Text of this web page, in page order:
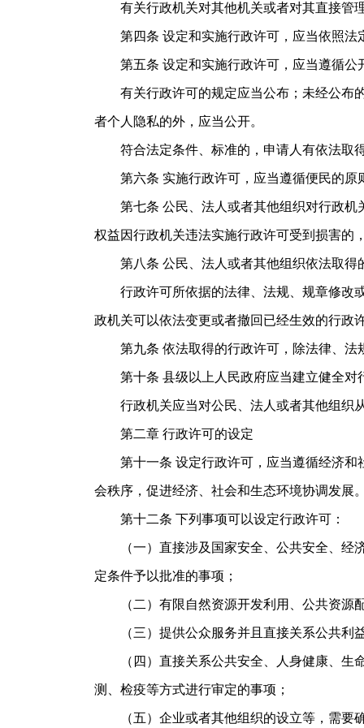
有关行政机关对其他机关或者对其直接管
第四条 设定和实施行政许可，应当依照法
第五条 设定和实施行政许可，应当遵循公
有关行政许可的规定应当公布；未经公布的
者个人隐私的外，应当公开。
符合法定条件、标准的，申请人有依法取
第六条 实施行政许可，应当遵循便民的原
第七条 公民、法人或者其他组织对行政机
权益因行政机关违法实施行政许可受到损害的
第八条 公民、法人或者其他组织依法取得
行政许可所依据的法律、法规、规章修改或
政机关可以依法变更或者撤回已经生效的行政
第九条 依法取得的行政许可，除法律、法
第十条 县级以上人民政府应当建立健全对
行政机关应当对公民、法人或者其他组
第二章 行政许可的设定
第十一条 设定行政许可，应当遵循经济和
会秩序，促进经济、社会和生态环境协调发展
第十二条 下列事项可以设定行政许可：
（一）直接涉及国家安全、公共安全、经济
定条件予以批准的事项；
（二）有限自然资源开发利用、公共资源配
（三）提供公众服务并且直接关系公共利益
（四）直接关系公共安全、人身健康、生命
测、检疫等方式进行审定的事项；
（五）企业或者其他组织的设立等，需要